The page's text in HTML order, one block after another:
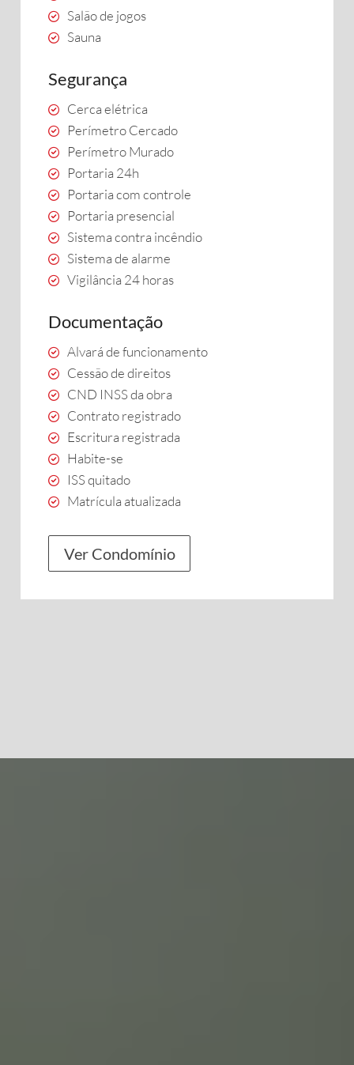
Salão de jogos
Sauna
Segurança
Cerca elétrica
Perímetro Cercado
Perímetro Murado
Portaria 24h
Portaria com controle
Portaria presencial
Sistema contra incêndio
Sistema de alarme
Vigilância 24 horas
Documentação
Alvará de funcionamento
Cessão de direitos
CND INSS da obra
Contrato registrado
Escritura registrada
Habite-se
ISS quitado
Matrícula atualizada
Ver Condomínio